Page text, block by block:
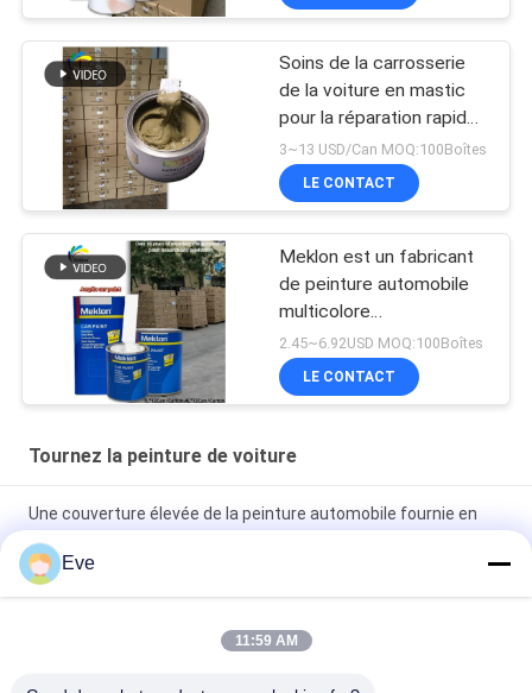
Soins de la carrosserie
de la voiture en mastic
pour la réparation rapide
des inégalités
3~13 USD/Can MOQ:100Boîtes
LE CONTACT
Meklon est un fabricant
de peinture automobile
multicolore
personnalisable
2.45~6.92USD MOQ:100Boîtes
LE CONTACT
Tournez la peinture de voiture
Une couverture élevée de la peinture automobile fournie en
usine
Peinture automobile pré-mélangée Peinture acrylique pour
Eve
11:59 AM